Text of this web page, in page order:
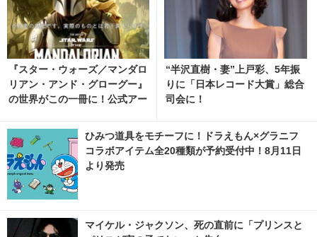
『スター・ウォーズ／マンダロ
リアン・アンド・グローグー』
の世界がこの一冊に！公式アー
“半沢直樹・妻”上戸彩、5年振
りに「日本レコード大賞」総合
司会に！
ひみつ道具をモチーフに！ドラえもん×グラニフ
コラボアイテム全20種類が予約受付中！8月11日
より発売
マイケル・ジャクソン、死の直前に「プリンスと